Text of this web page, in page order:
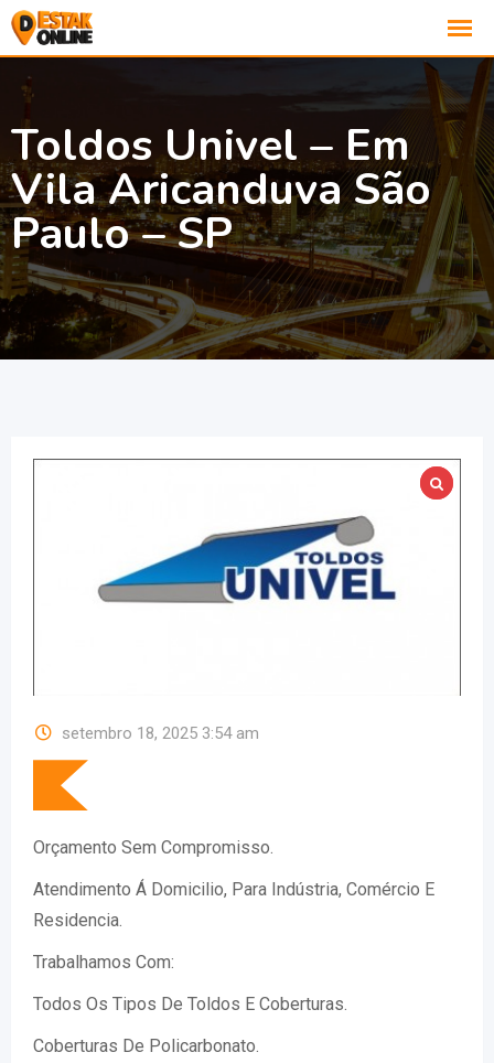
Toldos Univel – Em
Vila Aricanduva São
Paulo – SP
setembro 18, 2025 3:54 am
Orçamento Sem Compromisso.
Atendimento Á Domicilio, Para Indústria, Comércio E
Residencia.
Trabalhamos Com:
Todos Os Tipos De Toldos E Coberturas.
Coberturas De Policarbonato.